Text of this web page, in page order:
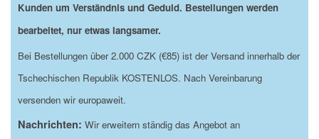
Kunden um Verständnis und Geduld. Bestellungen werden
bearbeitet, nur etwas langsamer.
Bei Bestellungen über 2.000 CZK (€85) ist der Versand innerhalb der
Tschechischen Republik KOSTENLOS. Nach Vereinbarung
versenden wir europaweit.
Nachrichten: Wir erweitern ständig das Angebot an